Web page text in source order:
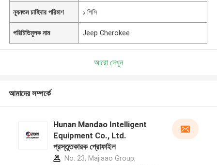
ন্যূনতম চাহিদার পরিমাণ ১ পিসি
পরিচিতিমুলক নাম Jeep Cherokee
আরো দেখুন
আমাদের সম্পর্কে
Hunan Mandao Intelligent
Equipment Co., Ltd.
প্রস্তুতকারক প্রোফাইল
No. 23, Majiaao Group,